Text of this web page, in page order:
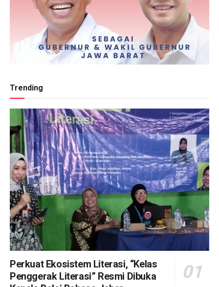
Trending
Perkuat Ekosistem Literasi, “Kelas
Penggerak Literasi” Resmi Dibuka